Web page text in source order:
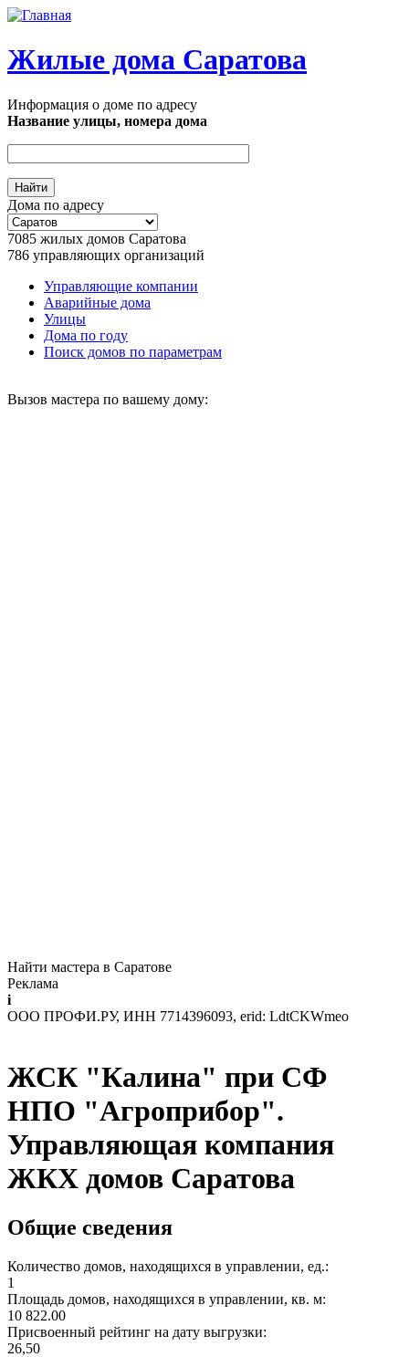
Перейти к основному содержанию
Жилые дома Саратова
Информация о доме по адресу
Название улицы, номера дома
Дома по адресу
7085 жилых домов Саратова
786 управляющих организаций
Главное меню
Управляющие компании
Аварийные дома
Улицы
Дома по году
Поиск домов по параметрам
Вызов мастера по вашему дому:
Найти мастера в Саратове
Реклама
i
ООО ПРОФИ.РУ, ИНН 7714396093, erid: LdtCKWmeo
ЖСК "Калина" при СФ
НПО "Агроприбор".
Управляющая компания
ЖКХ домов Саратова
Общие сведения
Количество домов, находящихся в управлении, ед.:
1
Площадь домов, находящихся в управлении, кв. м:
10 822.00
Присвоенный рейтинг на дату выгрузки:
26,50